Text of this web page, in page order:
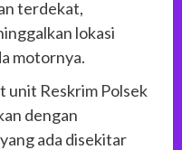
terdekat,
lokasi
motornya.
unit Reskrim Polsek
dengan
ada disekitar